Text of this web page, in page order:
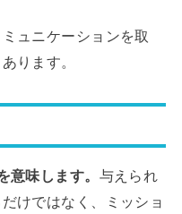
ュニケーションを取
ります。
意味します。 与えられ
けではなく、ミッショ